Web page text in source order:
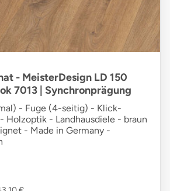
- MeisterDesign LD 150
7013 | Synchronprägung
- Fuge (4-seitig) - Klick-
Holzoptik - Landhausdiele - braun
- Made in Germany -